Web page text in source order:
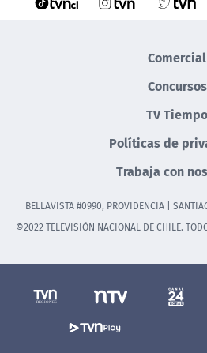
Comercial
Concursos
TV Tiempo
Políticas de
Trabaja con
BELLAVISTA #0990, PROVIDENCIA |
©2022 TELEVISIÓN NACIONAL DE CHILE.